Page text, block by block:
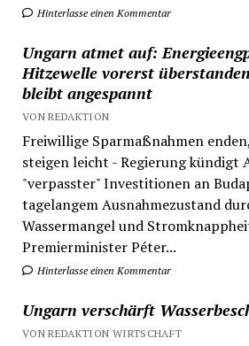
Hinterlasse einen Kommentar
Ungarn atmet auf:
Hitzewelle vorerst
bleibt angespannt
VON REDAKTION
Freiwillige Sparmaßnahmen
steigen leicht - Regierung kündigt
"verpasster" Investitionen an
tagelangem Ausnahmezustand
Wassermangel und
Premierminister Péter...
Hinterlasse einen Kommentar
Ungarn verschärft
VON REDAKTION WIRTSCHAFT